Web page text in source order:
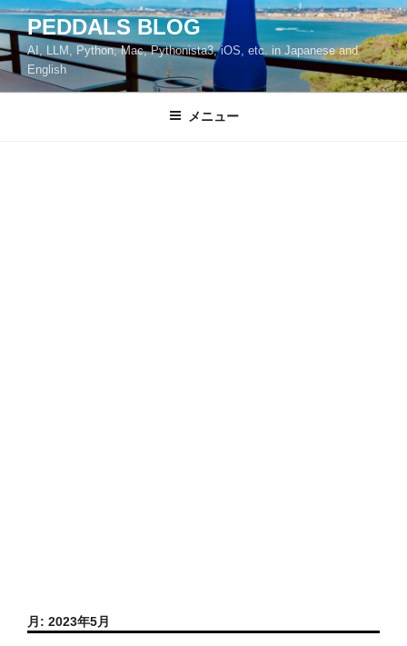
コ
ン
テ
ン
ツ
PEDDALS BLOG
AI, LLM, Python, Mac, Pythonista3, iOS, etc. in Japanese and
English
メニュー
月: 2023年5月